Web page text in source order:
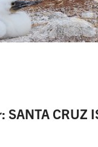
SANTA CRUZ